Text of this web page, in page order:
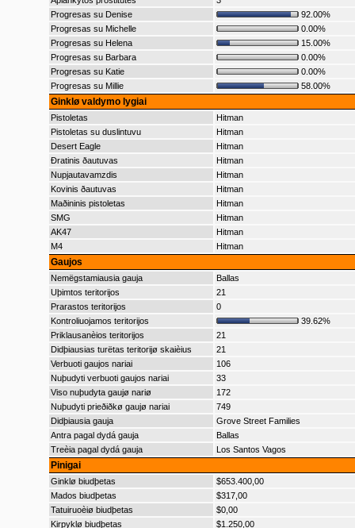
Progresas su Denise
92.00%
Progresas su Michelle
0.00%
Progresas su Helena
15.00%
Progresas su Barbara
0.00%
Progresas su Katie
0.00%
Progresas su Millie
58.00%
Ginklø valdymo lygiai
Pistoletas
Hitman
Pistoletas su duslintuvu
Hitman
Desert Eagle
Hitman
Ðratinis ðautuvas
Hitman
Nupjautavamzdis
Hitman
Kovinis ðautuvas
Hitman
Maðininis pistoletas
Hitman
SMG
Hitman
AK47
Hitman
M4
Hitman
Gaujos
Nemëgstamiausia gauja
Ballas
Uþimtos teritorijos
21
Prarastos teritorijos
0
Kontroliuojamos teritorijos
39.62%
Priklausanèios teritorijos
21
Didþiausias turëtas teritorijø skaièius
21
Verbuoti gaujos nariai
106
Nuþudyti verbuoti gaujos nariai
33
Viso nuþudyta gaujø nariø
172
Nuþudyti prieðiðkø gaujø nariai
749
Didþiausia gauja
Grove Street Families
Antra pagal dydá gauja
Ballas
Treèia pagal dydá gauja
Los Santos Vagos
Pinigai
Ginklø biudþetas
$653.400,00
Mados biudþetas
$317,00
Tatuiruoèiø biudþetas
$0,00
Kirpyklø biudþetas
$1.250,00